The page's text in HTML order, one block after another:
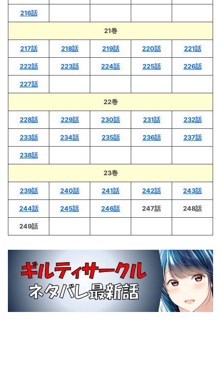
216話
21巻
217話 218話 219話 220話 221話
222話 223話 224話 225話 226話
227話
22巻
228話 229話 230話 231話 232話
233話 234話 235話 236話 237話
238話
23巻
239話 240話 241話 242話 243話
244話 245話 246話 247話 248話
249話